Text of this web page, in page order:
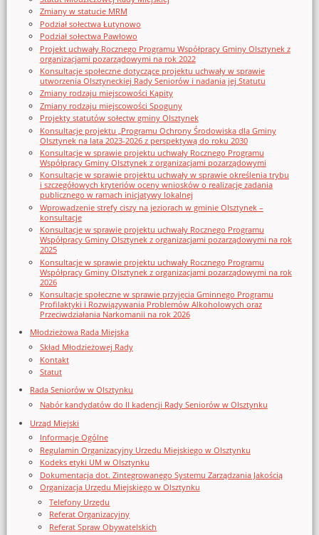
Zmiany w statucie MRM
Podział sołectwa Łutynowo
Podział sołectwa Pawłowo
Projekt uchwały Rocznego Programu Współpracy Gminy Olsztynek z
organizacjami pozarządowymi na rok 2022
Konsultacje społeczne dotyczące projektu uchwały w sprawie
utworzenia Olsztyneckiej Rady Seniorów i nadania jej Statutu
Zmiany rodzaju miejscowości Kąpity
Zmiany rodzaju miejscowości Spoguny
Projekty statutów sołectw gminy Olsztynek
Konsultacje projektu „Programu Ochrony Środowiska dla Gminy
Olsztynek na lata 2023-2026 z perspektywą do roku 2030
Konsultacje w sprawie projektu uchwały Rocznego Programu
Współpracy Gminy Olsztynek z organizacjami pozarządowymi
Konsultacje w sprawie projektu uchwały w sprawie określenia trybu
i szczegółowych kryteriów oceny wniosków o realizację zadania
publicznego w ramach inicjatywy lokalnej
Wprowadzenie strefy ciszy na jeziorach w gminie Olsztynek –
konsultacje
Konsultacje w sprawie projektu uchwały Rocznego Programu
Współpracy Gminy Olsztynek z organizacjami pozarządowymi na rok
2025
Konsultacje w sprawie projektu uchwały Rocznego Programu
Współpracy Gminy Olsztynek z organizacjami pozarządowymi na rok
2026
Konsultacje społeczne w sprawie przyjęcia Gminnego Programu
Profilaktyki i Rozwiązywania Problemów Alkoholowych oraz
Przeciwdziałania Narkomanii na rok 2026
Młodzieżowa Rada Miejska
Skład Młodzieżowej Rady
Kontakt
Statut
Rada Seniorów w Olsztynku
Nabór kandydatów do II kadencji Rady Seniorów w Olsztynku
Urząd Miejski
Informacje Ogólne
Regulamin Organizacyjny Urzedu Miejskiego w Olsztynku
Kodeks etyki UM w Olsztynku
Dokumentacja dot. Zintegrowanego Systemu Zarządzania Jakością
Organizacja Urzędu Miejskiego w Olsztynku
Telefony Urzędu
Referat Organizacyjny
Referat Spraw Obywatelskich